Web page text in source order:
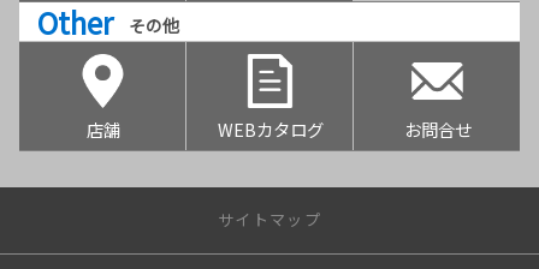
Other その他
店舗 WEBカタログ お問合せ
サイトマップ